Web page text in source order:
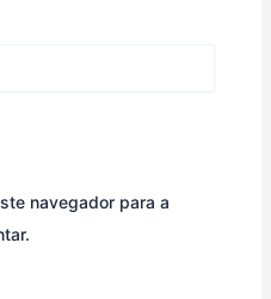
navegador para a